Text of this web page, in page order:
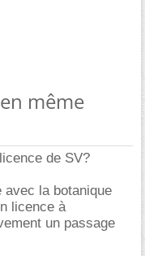
en même
de SV?
la botanique
licence à
un passage